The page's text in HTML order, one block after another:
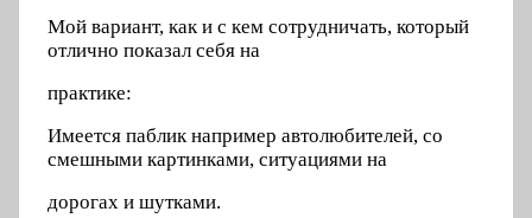
Мой вариант, как и с кем сотрудничать, который
отлично показал себя на
практике:
Имеется паблик например автолюбителей, со
смешными картинками, ситуациями на
дорогах и шутками.